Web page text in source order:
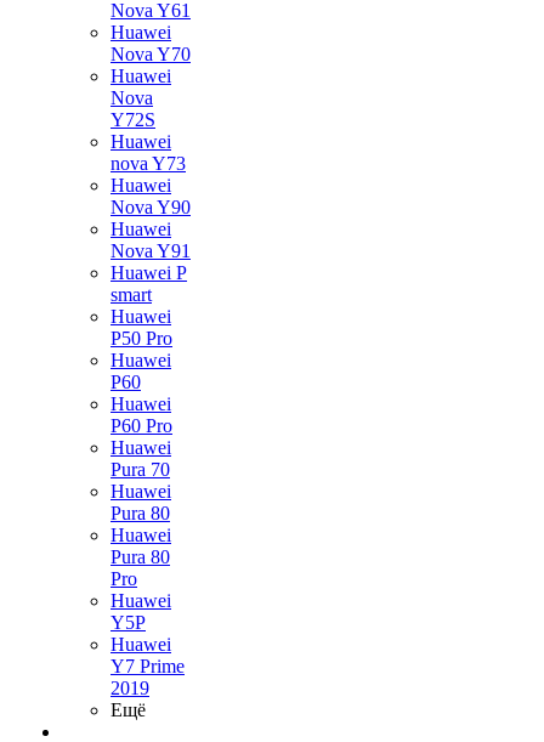
Nova Y61
Huawei
Nova Y70
Huawei
Nova
Y72S
Huawei
nova Y73
Huawei
Nova Y90
Huawei
Nova Y91
Huawei P
smart
Huawei
P50 Pro
Huawei
P60
Huawei
P60 Pro
Huawei
Pura 70
Huawei
Pura 80
Huawei
Pura 80
Pro
Huawei
Y5P
Huawei
Y7 Prime
2019
Ещё